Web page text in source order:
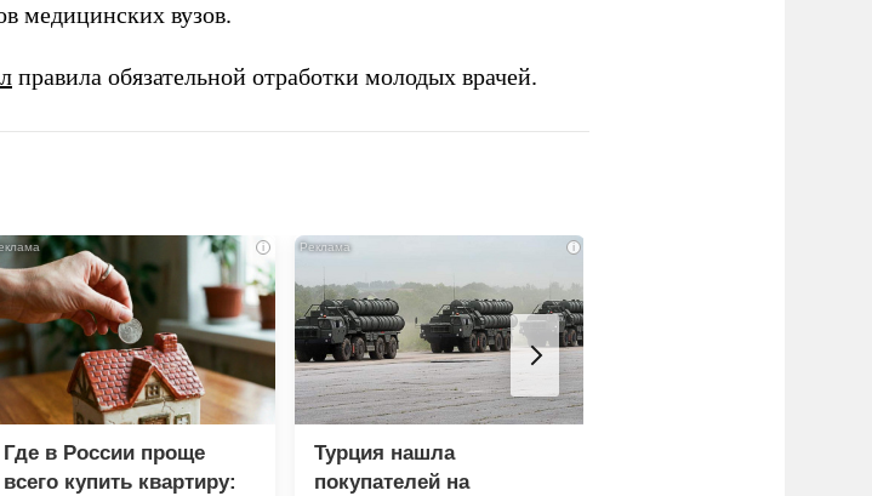
медицинских вузов.
правила обязательной отработки молодых врачей.
i
Где в России проще
всего купить квартиру:
i
Турция нашла
покупателей на